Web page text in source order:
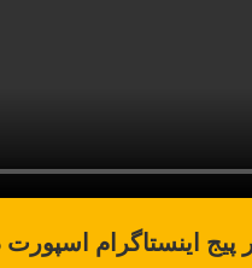
اینستاگرام